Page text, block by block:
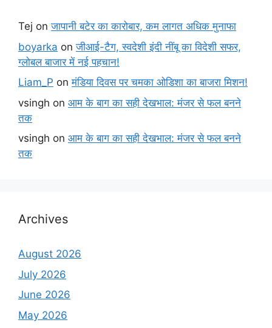
Tej onजापानी बटेर का कारोबार, कम लागत अधिक मुनाफा
boyarka onजीआई-टैग, स्वदेशी इंदी नींबू का विदेशी सफर,
ग्लोबल बाजार में नई पहचान!
Liam_P onमंडिया दिवस पर चमका ओडिशा का बाजरा मिशन!
vsingh on आम के बाग का सही देखभाल: मंजर से फल बनने
तक
vsingh on आम के बाग का सही देखभाल: मंजर से फल बनने
तक
Archives
August 2026
July 2026
June 2026
May 2026